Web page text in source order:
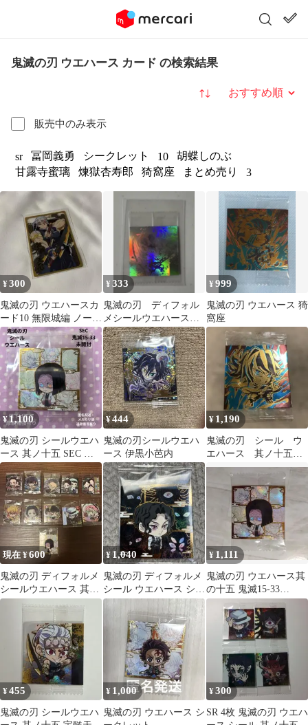
鬼滅の刃 ウエハース カード の検索結果
販売中のみ表示
並び替え
sr 冨岡義勇 シークレット 10
胡蝶しのぶ
甘露寺蜜璃
煉獄杏寿郎 猗窩座 まとめ売り 3
¥300
鬼滅の刃 ウエハースカ
ード10 無限城編 ノーマ
ルキービジュアル 宇髄
天元
¥333
鬼滅の刃 ディフォル
メシールウエハース
其ノ十五 5thレア 宇
髄天元
¥999
鬼滅の刃 ウエハース 猗
窩座
¥1,100
鬼滅の刃 シールウエハ
ース 其ノ十五 SEC 産
屋敷耀哉 未開封
¥444
鬼滅の刃シールウエハ
ース 伊黒小芭内
¥ 1,190
鬼滅の刃 シール ウ
エハース 其ノ十五
無限レア 冨岡義勇
現在 ¥600
鬼滅の刃 ディフォルメ
シールウエハース 其ノ
十五 SEC その他
¥1,040
鬼滅の刃 ディフォルメ
シール ウエハース シー
クレット 鬼舞辻無惨
¥ 1,111
鬼滅の刃 ウエハース其
の十五 鬼滅15-33
【★★★★】 産屋敷耀
哉と柱たち
¥455
鬼滅の刃 シールウエハ
¥ 1,000
鬼滅の刃 ウエハース シ
¥300
SR 4枚 鬼滅の刃 ウエハ